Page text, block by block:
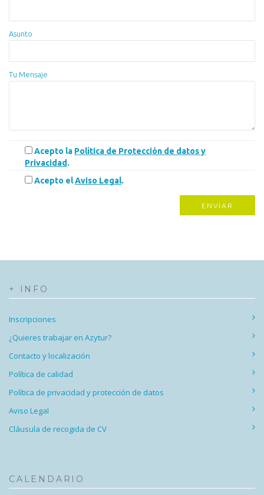
Asunto
Tu Mensaje
Acepto la Política de Protección de datos y
Privacidad .
Acepto elAviso Legal.
+ INFO
Inscripciones
¿Quieres trabajar en Azytur?
Contacto y localización
Política de calidad
Política de privacidad y protección de datos
Aviso Legal
Cláusula de recogida de CV
CALENDARIO